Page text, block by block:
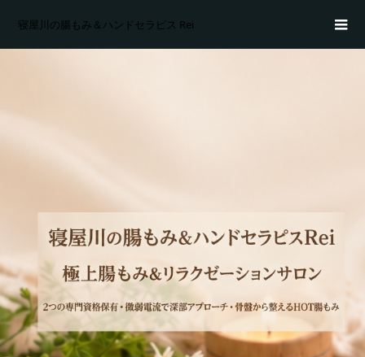
寝屋川の腸もみ＆ハンドセラピス Rei